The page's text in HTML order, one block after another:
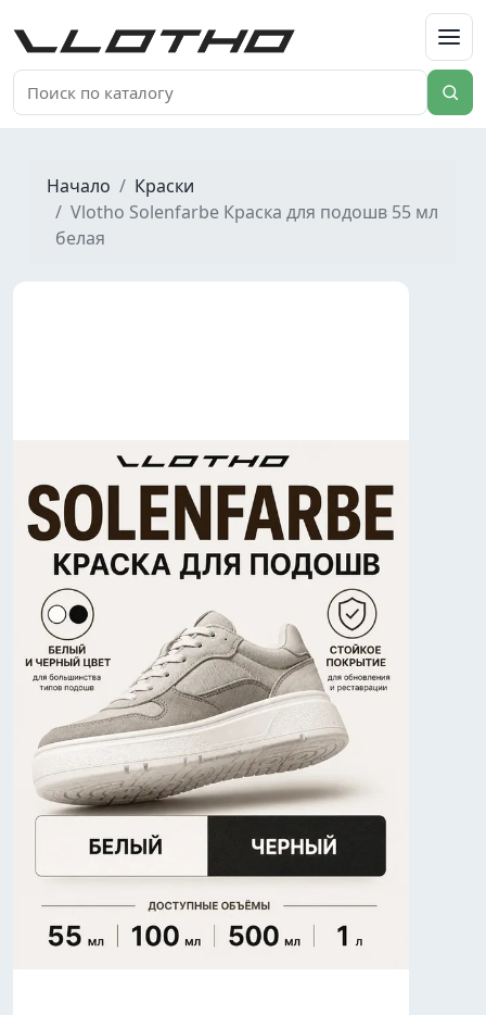
VLOTHO
Начало
Краски
Vlotho Solenfarbe Краска для подошв 55 мл
белая